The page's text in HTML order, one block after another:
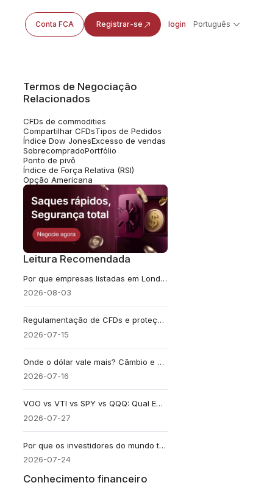
Conta FCA Registrar-se login Português
Termos de Negociação
Relacionados
CFDs de commodities
Compartilhar CFDsTipos de Pedidos
Índice Dow JonesExcesso de vendas
SobrecompradoPortfólio
Ponto de pivô
Índice de Força Relativa (RSI)
Opção Americana
Leitura Recomendada
Por que empresas listadas em Londres estão migrando para os EUA e quais são as mudanças para os acionistas?
2026-08-03
Regulamentação de CFDs e proteção do investidor: o que os traders devem verificar
2026-07-15
Onde o dólar vale mais? Câmbio e poder de compra
2026-07-16
VOO vs VTI vs SPY vs QQQ: Qual ETF se encaixa melhor no seu objetivo?
2026-07-27
Por que os investidores do mundo todo ainda acompanham Wall Street e o mercado americano?
2026-07-24
Conhecimento financeiro